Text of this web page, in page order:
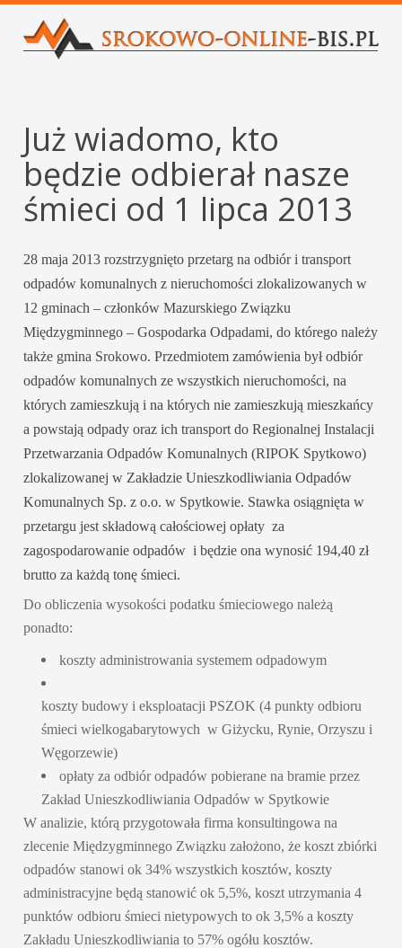
Już wiadomo, kto
będzie odbierał nasze
śmieci od 1 lipca 2013
28 maja 2013 rozstrzygnięto przetarg na odbiór i transport
odpadów komunalnych z nieruchomości zlokalizowanych w
12 gminach – członków Mazurskiego Związku
Międzygminnego – Gospodarka Odpadami, do którego należy
także gmina Srokowo. Przedmiotem zamówienia był odbiór
odpadów komunalnych ze wszystkich nieruchomości, na
których zamieszkują i na których nie zamieszkują mieszkańcy
a powstają odpady oraz ich transport do Regionalnej Instalacji
Przetwarzania Odpadów Komunalnych (RIPOK Spytkowo)
zlokalizowanej w Zakładzie Unieszkodliwiania Odpadów
Komunalnych Sp. z o.o. w Spytkowie. Stawka osiągnięta w
przetargu jest składową całościowej opłaty za
zagospodarowanie odpadów i będzie ona wynosić 194,40 zł
brutto za każdą tonę śmieci.
Do obliczenia wysokości podatku śmieciowego należą
ponadto:
koszty administrowania systemem odpadowym
koszty budowy i eksploatacji PSZOK (4 punkty odbioru
śmieci wielkogabarytowych w Giżycku, Rynie, Orzyszu i
Węgorzewie)
opłaty za odbiór odpadów pobierane na bramie przez
Zakład Unieszkodliwiania Odpadów w Spytkowie
W analizie, którą przygotowała firma konsultingowa na
zlecenie Międzygminnego Związku założono, że koszt zbiórki
odpadów stanowi ok 34% wszystkich kosztów, koszty
administracyjne będą stanowić ok 5,5%, koszt utrzymania 4
punktów odbioru śmieci nietypowych to ok 3,5% a koszty
Zakładu Unieszkodliwiania to 57% ogółu kosztów.